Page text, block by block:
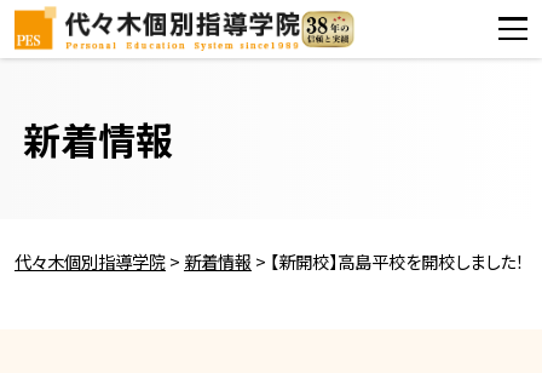
新着情報
代々木個別指導学院> 新着情報 > 【新開校】高島平校を開校しました！